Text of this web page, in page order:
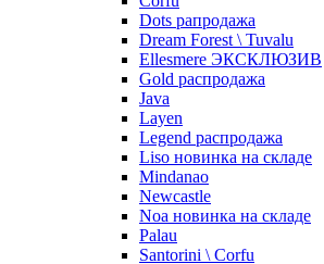
Dots рапродажа
Dream Forest \ Tuvalu
Ellesmere ЭКСКЛЮЗИВ
Gold распродажа
Java
Layen
Legend распродажа
Liso новинка на складе
Mindanao
Newcastle
Noa новинка на складе
Palau
Santorini \ Corfu